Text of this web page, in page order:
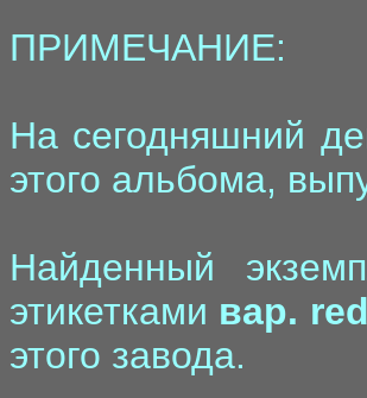
ПРИМЕЧАНИЕ:
На сегодняшний
этого альбома,
Найденный
этикетками вар.
этого завода.